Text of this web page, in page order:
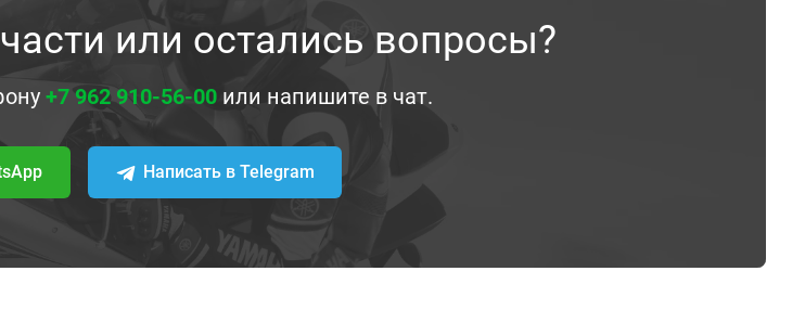
или остались вопросы?
+7 962 910-56-00 или напишите в чат.
Написать в Telegram